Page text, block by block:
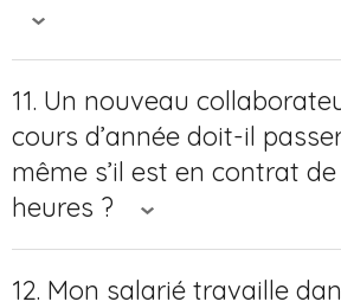
11. Un nouveau
cours d’année doit-il
même s’il est en contrat
heures ?
12. Mon salarié travaille